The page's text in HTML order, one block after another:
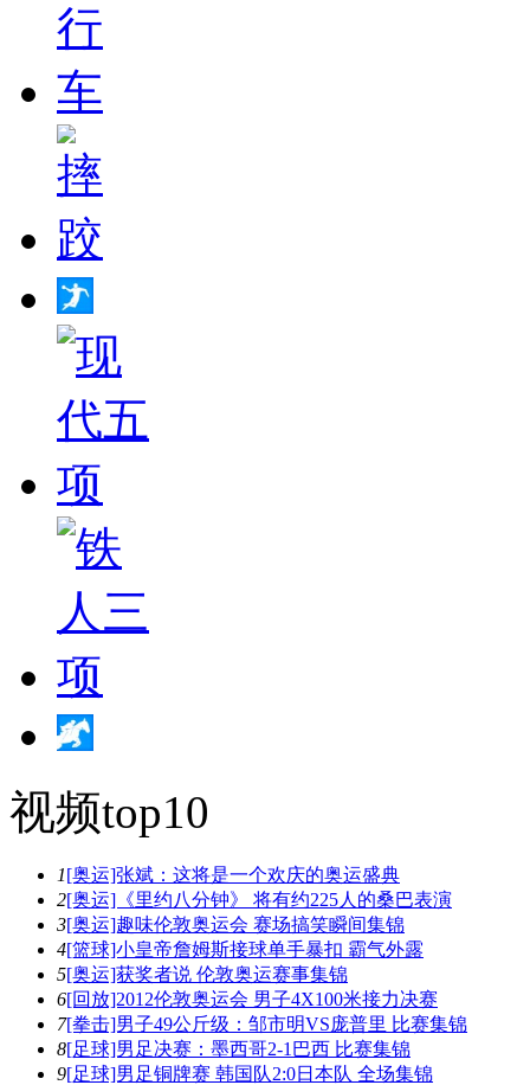
视频top10
1[奥运]张斌：这将是一个欢庆的奥运盛典
2[奥运]《里约八分钟》 将有约225人的桑巴表演
3[奥运]趣味伦敦奥运会 赛场搞笑瞬间集锦
4[篮球]小皇帝詹姆斯接球单手暴扣 霸气外露
5[奥运]获奖者说 伦敦奥运赛事集锦
6[回放]2012伦敦奥运会 男子4X100米接力决赛
7[拳击]男子49公斤级：邹市明VS庞普里 比赛集锦
8[足球]男足决赛：墨西哥2-1巴西 比赛集锦
9[足球]男足铜牌赛 韩国队2:0日本队 全场集锦